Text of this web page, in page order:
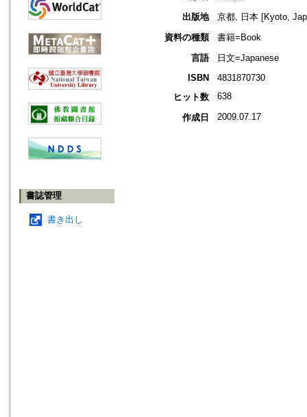
書誌管理
書き出し
出版地
京都, 日本 [Kyoto,
資料の種類
書籍=Book
言語
日文=Japanese
ISBN
4831870730
ヒット数
638
作成日 2009.07.17